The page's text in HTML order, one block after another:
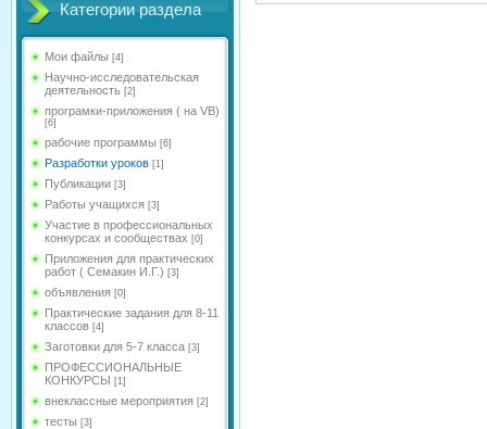
Категории раздела
Мои файлы [4]
Научно-исследовательская
деятельность [2]
програмки-приложения ( на VB)
[6]
рабочие программы [6]
Разработки уроков [1]
Публикации [3]
Работы учащихся [3]
Участие в профессиональных
конкурсах и сообществах [0]
Приложения для практических
работ ( Семакин И.Г.) [3]
объявления [0]
Практические задания для 8-11
классов [4]
Заготовки для 5-7 класса [3]
ПРОФЕССИОНАЛЬНЫЕ
КОНКУРСЫ [1]
внеклассные мероприятия [2]
тесты [3]